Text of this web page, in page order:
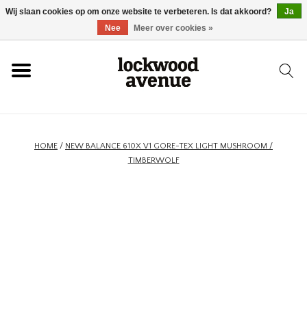
HOME
NIEUWHOME / NEW BALANCE 610X V1 GORE-TEX LIGHT MUSHROOM /
TIMBERWOLF
Wij slaan cookies op om onze website te verbeteren. Is dat akkoord?
Ja
Nee
Meer over cookies »